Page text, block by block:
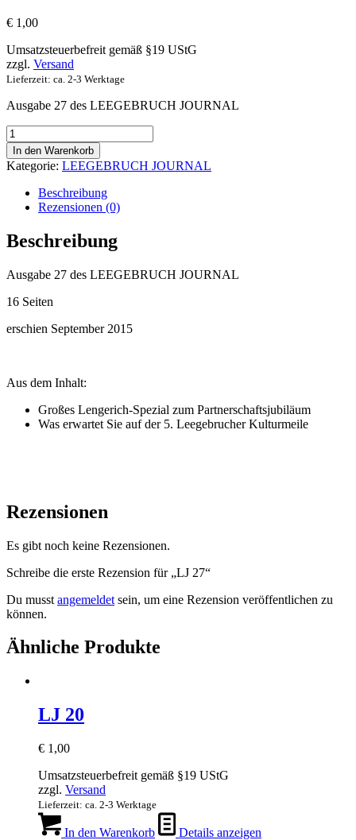
€ 1,00
Umsatzsteuerbefreit gemäß §19 UStG
zzgl. Versand
Lieferzeit: ca. 2-3 Werktage
Ausgabe 27 des LEEGEBRUCH JOURNAL
LJ
27
Menge
In den Warenkorb
Kategorie: LEEGEBRUCH JOURNAL
Beschreibung
Rezensionen (0)
Beschreibung
Ausgabe 27 des LEEGEBRUCH JOURNAL
16 Seiten
erschien September 2015
Aus dem Inhalt:
Großes Lengerich-Spezial zum Partnerschaftsjubiläum
Was erwartet Sie auf der 5. Leegebrucher Kulturmeile
Rezensionen
Es gibt noch keine Rezensionen.
Schreibe die erste Rezension für „LJ 27“
Du musst angemeldet sein, um eine Rezension veröffentlichen zu
können.
Ähnliche Produkte
LJ 20
€ 1,00
Umsatzsteuerbefreit gemäß §19 UStG
zzgl. Versand
Lieferzeit: ca. 2-3 Werktage
In den Warenkorb Details anzeigen